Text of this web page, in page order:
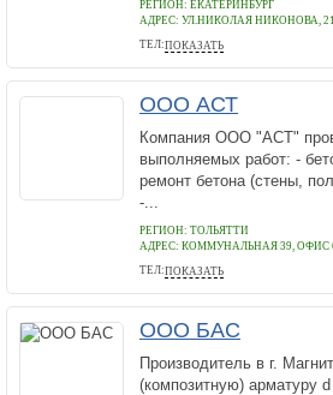
РЕГИОН: ЕКАТЕРИНБУРГ
АДРЕС: УЛ.НИКОЛАЯ НИКОНОВА,
ТЕЛ:ПОКАЗАТЬ
9221961377
ООО АСТ
Компания ООО "АСТ"
выполняемых работ: -
ремонт бетона (стены,
-...
РЕГИОН: ТОЛЬЯТТИ
АДРЕС: КОММУНАЛЬНАЯ 39, ОФИС
ТЕЛ:ПОКАЗАТЬ
+7 (987) 440-35-73
ООО БАС
Производитель в г.
(композитную) арматуру